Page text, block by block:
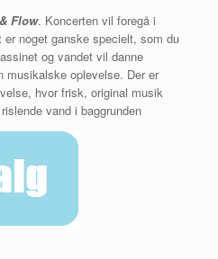
Flow. Koncerten vil foregå i
noget ganske specielt, som du
og vandet vil danne
musikalske oplevelse. Der er
hvor frisk, original musik
vand i baggrunden